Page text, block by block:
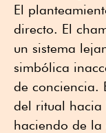
El
directo. El
un sistema
simbólica
de conciencia.
del ritual hacia
haciendo de la